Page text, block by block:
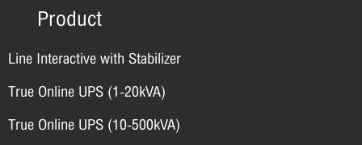
Product
Line Interactive with Stabilizer
True Online UPS (1-20kVA)
True Online UPS (10-500kVA)